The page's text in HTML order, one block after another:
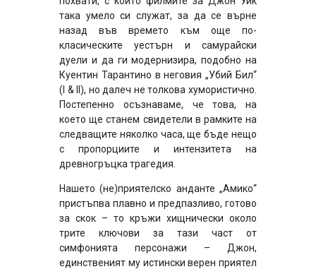
така умело си служат, за да се върне
назад във времето към още по-
класическите уестърн и самурайски
дуели и да ги модернизира, подобно на
Куентин Тарантино в неговия „Убий Бил“
(I & II), но далеч не толкова хумористично.
Постепенно осъзнаваме, че това, на
което ще станем свидетели в рамките на
следващите няколко часа, ще бъде нещо
с пропорциите и интензитета на
древногръцка трагедия.
Нашето (не)приятелско анданте „Амико“
пристъпва плавно и предпазливо, готово
за скок – то кръжи хищнически около
трите ключови за тази част от
симфонията персонажи – Джон,
единственият му истински верен приятел